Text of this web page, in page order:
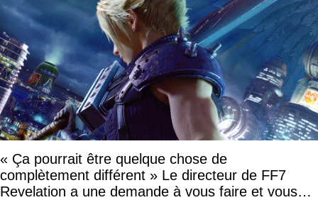
« Ça pourrait être quelque chose de
complètement différent » Le directeur de FF7
Revelation a une demande à vous faire et vous